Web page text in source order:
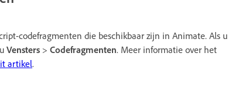
codefragmenten die beschikbaar zijn in Animate. Als u
Vensters > Codefragmenten. Meer informatie over het
artikel.